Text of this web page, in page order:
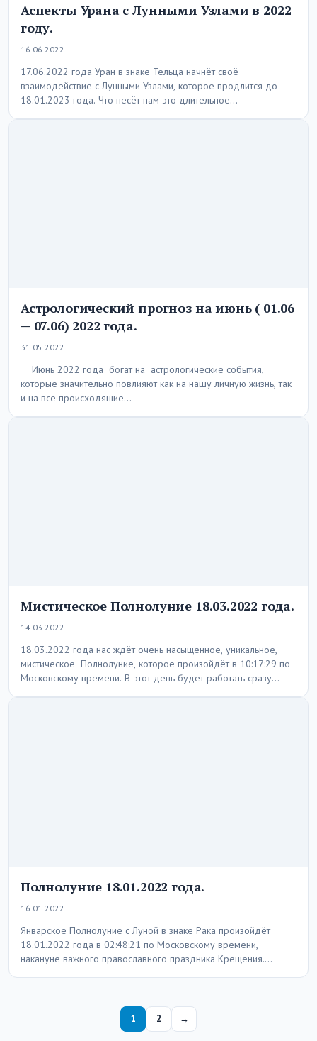
Аспекты Урана с Лунными Узлами в 2022
году.
16.06.2022
17.06.2022 года Уран в знаке Тельца начнёт своё
взаимодействие с Лунными Узлами, которое продлится до
18.01.2023 года. Что несёт нам это длительное…
Астрологический прогноз на июнь ( 01.06
— 07.06) 2022 года.
31.05.2022
Июнь 2022 года богат на астрологические события,
которые значительно повлияют как на нашу личную жизнь, так
и на все происходящие…
Мистическое Полнолуние 18.03.2022 года.
14.03.2022
18.03.2022 года нас ждёт очень насыщенное, уникальное,
мистическое Полнолуние, которое произойдёт в 10:17:29 по
Московскому времени. В этот день будет работать сразу…
Полнолуние 18.01.2022 года.
16.01.2022
Январское Полнолуние с Луной в знаке Рака произойдёт
18.01.2022 года в 02:48:21 по Московскому времени,
накануне важного православного праздника Крещения.
Пагинация записей
1 2 →